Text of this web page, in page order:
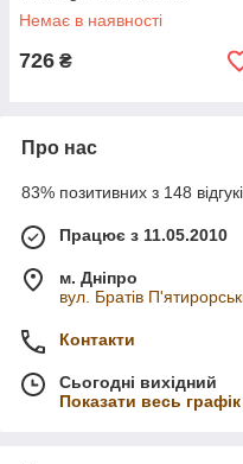
Немає в наявності
726 ₴
Про нас
83% позитивних з 148
Працює з 11.05.2010
м. Дніпро
вул. Братів
Контакти
Сьогодні вихідний
Показати весь